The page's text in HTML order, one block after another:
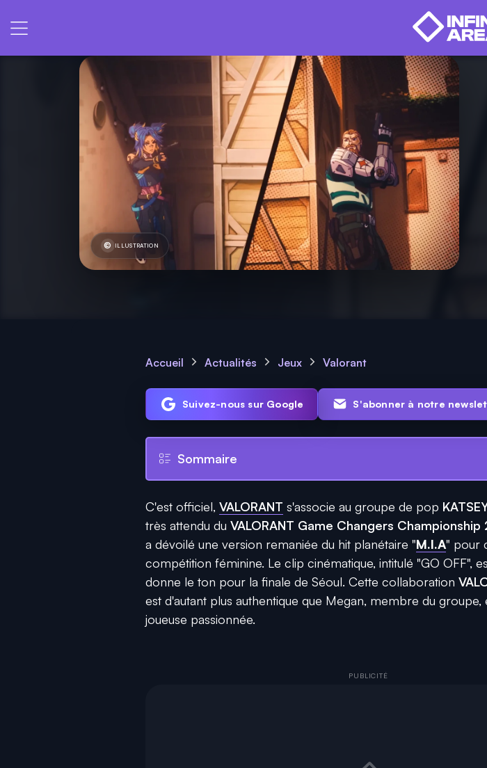
ILLUSTRATION
Accueil Actualités Jeux Valorant
Suivez-nous sur Google S'abonner à notre
Sommaire
C'est officiel, VALORANT s'associe au groupe de pop
très attendu du VALORANT Game Changers Championship
a dévoilé une version remaniée du hit planétaire "M.I.A" pour
compétition féminine. Le clip cinématique, intitulé "GO OFF",
donne le ton pour la finale de Séoul. Cette collaboration
est d'autant plus authentique que Megan, membre du
joueuse passionnée.